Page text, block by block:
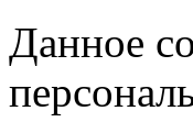
Данное